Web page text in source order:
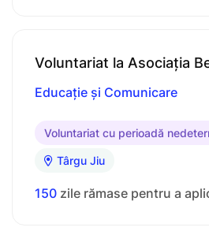
Voluntariat la Asociația
Educație și Comunicare
Voluntariat cu perioadă
Târgu Jiu
150 zile rămase pentru a